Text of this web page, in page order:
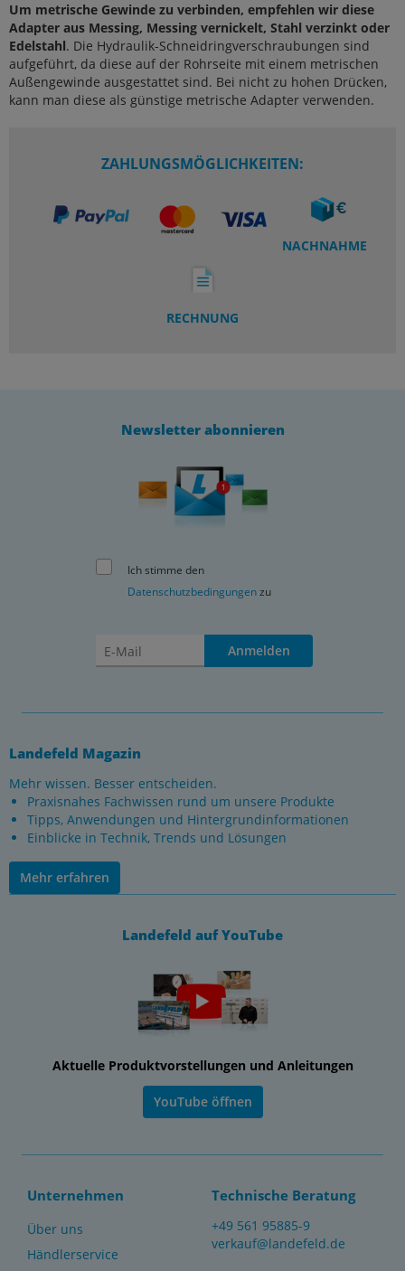
Um metrische Gewinde zu verbinden, empfehlen wir diese
Adapter aus Messing, Messing vernickelt, Stahl verzinkt oder
Edelstahl. Die Hydraulik-Schneidringverschraubungen sind
aufgeführt, da diese auf der Rohrseite mit einem metrischen
Außengewinde ausgestattet sind. Bei nicht zu hohen Drücken,
kann man diese als günstige metrische Adapter verwenden.
ZAHLUNGSMÖGLICHKEITEN:
NACHNAHME
RECHNUNG
Newsletter abonnieren
Ich stimme den
Datenschutzbedingungenzu
Anmelden
Landefeld Magazin
Mehr wissen. Besser entscheiden.
Praxisnahes Fachwissen rund um unsere Produkte
Tipps, Anwendungen und Hintergrundinformationen
Einblicke in Technik, Trends und Lösungen
Mehr erfahren
Landefeld auf YouTube
Aktuelle Produktvorstellungen und Anleitungen
YouTube öffnen
Unternehmen
Über uns
Händlerservice
Technische Beratung
+49 561 95885-9
verkauf@landefeld.de